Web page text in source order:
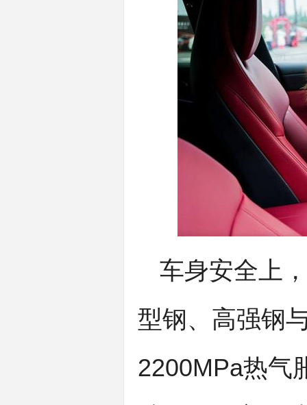
车身安全上
型钢、高强钢
2200MPa热气